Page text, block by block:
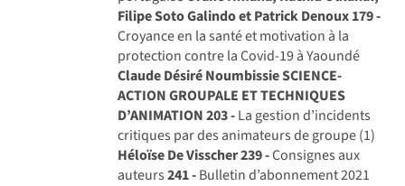
Filipe Soto Galindo et Patrick Denoux179 -
Croyance en la santé et motivation à la
protection contre la Covid-19 à Yaoundé
Claude Désiré NoumbissieSCIENCE-
ACTION GROUPALE ET TECHNIQUES
D’ANIMATION203 -La gestion d’incidents
critiques par des animateurs de groupe (1)
Héloïse De Visscher239 -Consignes aux
auteurs241 -Bulletin d’abonnement 2021